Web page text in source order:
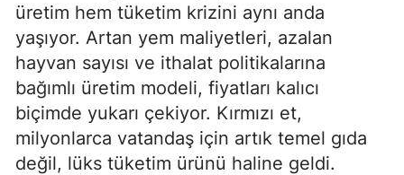
üretim hem tüketim krizini aynı anda
yaşıyor. Artan yem maliyetleri, azalan
hayvan sayısı ve ithalat politikalarına
bağımlı üretim modeli, fiyatları kalıcı
biçimde yukarı çekiyor. Kırmızı et,
milyonlarca vatandaş için artık temel gıda
değil, lüks tüketim ürünü haline geldi.